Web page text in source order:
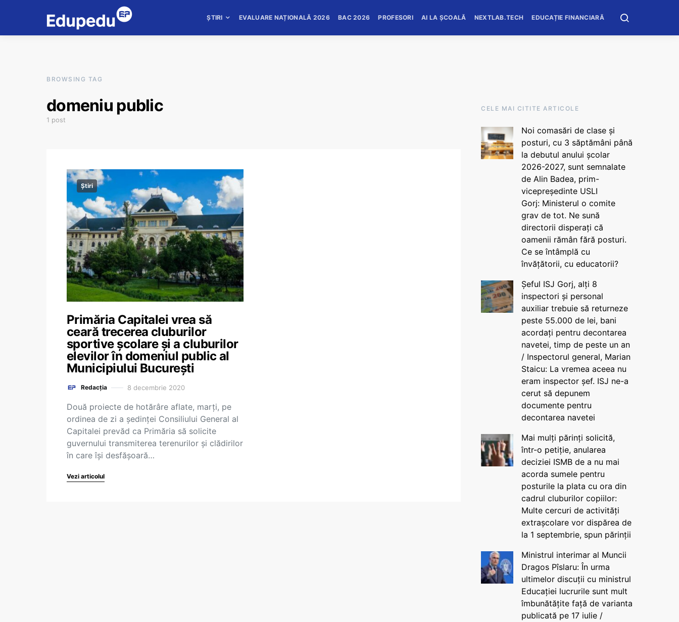
ȘTIRI EVALUARE NAȚIONALĂ 2026 BAC 2026 PROFESORI AI LA ȘCOALĂ NEXTLAB.TECH EDUCAȚIE FINANCIARĂ
BROWSING TAG
domeniu public
1 post
Știri
Primăria Capitalei vrea să
ceară trecerea cluburilor
sportive școlare și a cluburilor
elevilor în domeniul public al
Municipiului București
Redacția 8 decembrie 2020
Două proiecte de hotărâre aflate, marți, pe
ordinea de zi a ședinței Consiliului General al
Capitalei prevăd ca Primăria să solicite
guvernului transmiterea terenurilor şi clădirilor
în care îşi desfăşoară…
Vezi articolul
CELE MAI CITITE ARTICOLE
Noi comasări de clase și
posturi, cu 3 săptămâni până
la debutul anului școlar
2026-2027, sunt semnalate
de Alin Badea, prim-
vicepreședinte USLI
Gorj: Ministerul o comite
grav de tot. Ne sună
directorii disperați că
oamenii rămân fără posturi.
Ce se întâmplă cu
învățătorii, cu educatorii?
Șeful ISJ Gorj, alți 8
inspectori și personal
auxiliar trebuie să returneze
peste 55.000 de lei, bani
acordați pentru decontarea
navetei, timp de peste un an
/ Inspectorul general, Marian
Staicu: La vremea aceea nu
eram inspector șef. ISJ ne-a
cerut să depunem
documente pentru
decontarea navetei
Mai mulți părinți solicită,
într-o petiție, anularea
deciziei ISMB de a nu mai
acorda sumele pentru
posturile la plata cu ora din
cadrul cluburilor copiilor:
Multe cercuri de activități
extrașcolare vor dispărea de
la 1 septembrie, spun părinții
Ministrul interimar al Muncii
Dragos Pîslaru: În urma
ultimelor discuții cu ministrul
Educației lucrurile sunt mult
îmbunătățite față de varianta
publicată pe 17 iulie /